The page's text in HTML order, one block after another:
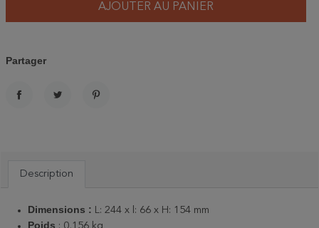
AJOUTER AU PANIER
Partager
Description
Dimensions : L: 244 x l: 66 x H: 154 mm
Poids : 0,156 kg